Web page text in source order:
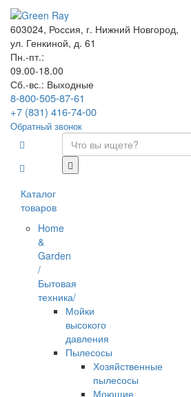
603024, Россия, г. Нижний Новгород,
ул. Генкиной, д. 61
Пн.-пт.:
09.00-18.00
Сб.-вс.: Выходные
8-800-505-87-61
+7 (831) 416-74-00
Обратный звонок
Каталог
товаров
Home
&
Garden
/
Бытовая
техника/
Мойки
высокого
давления
Пылесосы
Хозяйственные
пылесосы
Моющие